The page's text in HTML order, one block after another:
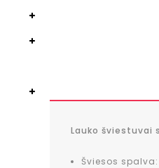
Lauko šviestuvai
Šviesos